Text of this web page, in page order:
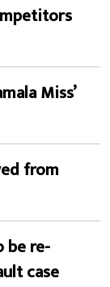
Miss’
from
be re-
case